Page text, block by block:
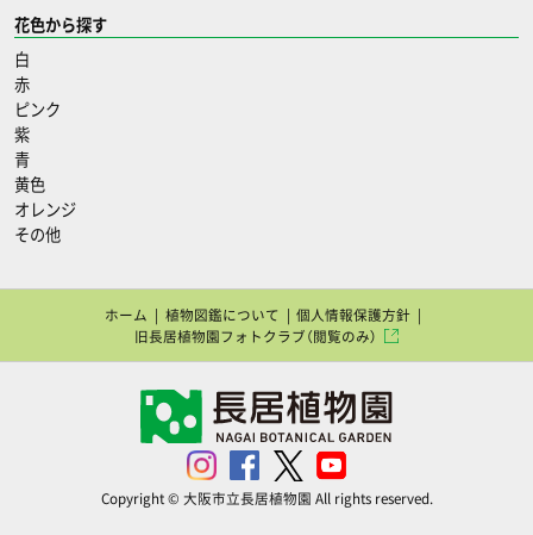
花色から探す
白
赤
ピンク
紫
青
黄色
オレンジ
その他
ホーム 植物図鑑について
個人情報保護方針
旧長居植物園フォトクラブ（閲覧のみ）
Copyright © 大阪市立長居植物園 All rights reserved.